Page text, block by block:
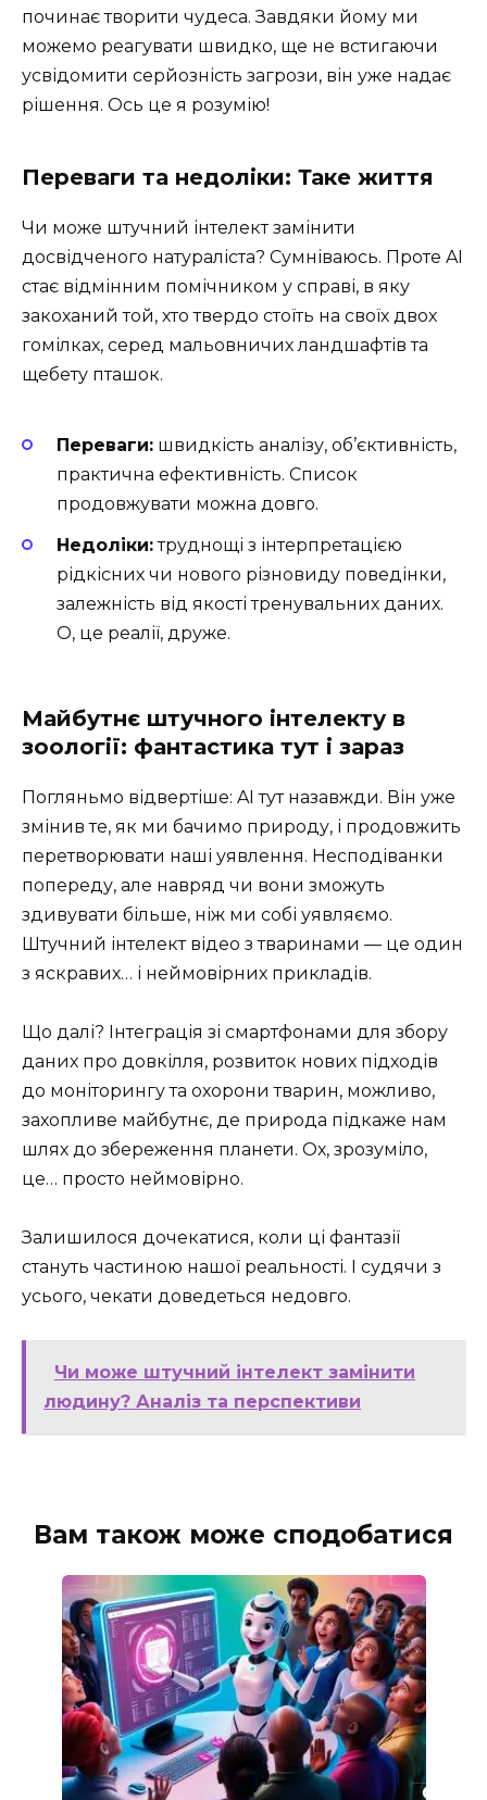
починає творити чудеса. Завдяки йому ми
можемо реагувати швидко, ще не встигаючи
усвідомити серйозність загрози, він уже надає
рішення. Ось це я розумію!
Переваги та недоліки: Таке життя
Чи може штучний інтелект замінити
досвідченого натураліста? Сумніваюсь. Проте AI
стає відмінним помічником у справі, в яку
закоханий той, хто твердо стоїть на своїх двох
гомілках, серед мальовничих ландшафтів та
щебету пташок.
Переваги: швидкість аналізу, об’єктивність,
практична ефективність. Список
продовжувати можна довго.
Недоліки:труднощі з інтерпретацією
рідкісних чи нового різновиду поведінки,
залежність від якості тренувальних даних.
О, це реалії, друже.
Майбутнє штучного інтелекту в
зоології: фантастика тут і зараз
Погляньмо відвертіше: AI тут назавжди. Він уже
змінив те, як ми бачимо природу, і продовжить
перетворювати наші уявлення. Несподіванки
попереду, але навряд чи вони зможуть
здивувати більше, ніж ми собі уявляємо.
Штучний інтелект відео з тваринами — це один
з яскравих… і неймовірних прикладів.
Що далі? Інтеграція зі смартфонами для збору
даних про довкілля, розвиток нових підходів
до моніторингу та охорони тварин, можливо,
захопливе майбутнє, де природа підкаже нам
шлях до збереження планети. Ох, зрозуміло,
це… просто неймовірно.
Залишилося дочекатися, коли ці фантазії
стануть частиною нашої реальності. І судячи з
усього, чекати доведеться недовго.
Чи може штучний інтелект замінити
людину? Аналіз та перспективи
Вам також може сподобатися